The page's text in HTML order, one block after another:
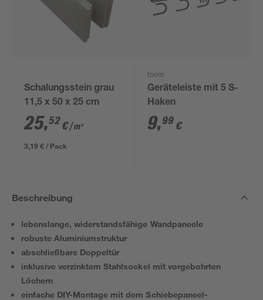
Schalungsstein grau
11,5 x 50 x 25 cm
25,52€/ m²
3,19 € / Pack
toom
Geräteleiste mit 5 S-
Haken
9,99 €
Beschreibung
lebenslange, widerstandsfähige Wandpaneele
robuste Aluminiumstruktur
abschließbare Doppeltür
inklusive verzinktem Stahlsockel mit vorgebohrten
Löchern
einfache DIY-Montage mit dem Schiebepaneel-